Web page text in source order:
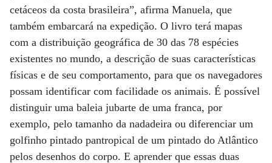
cetáceos da costa brasileira”, afirma Manuela, que
também embarcará na expedição. O livro terá mapas
com a distribuição geográfica de 30 das 78 espécies
existentes no mundo, a descrição de suas características
físicas e de seu comportamento, para que os navegadores
possam identificar com facilidade os animais. É possível
distinguir uma baleia jubarte de uma franca, por
exemplo, pelo tamanho da nadadeira ou diferenciar um
golfinho pintado pantropical de um pintado do Atlântico
pelos desenhos do corpo. E aprender que essas duas